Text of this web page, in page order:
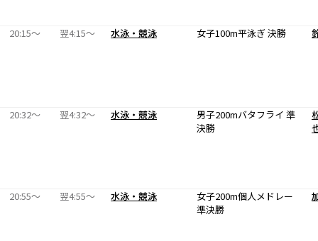
20:15〜 翌4:15〜 水泳・競泳 女子100m平泳ぎ 決勝
20:32〜 翌4:32〜 水泳・競泳
男子200mバタフライ 準
決勝
20:55〜 翌4:55〜 水泳・競泳
女子200m個人メドレー
準決勝